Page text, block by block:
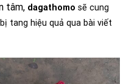
tâm, dagathomo sẽ cung
tang hiệu quả qua bài viết